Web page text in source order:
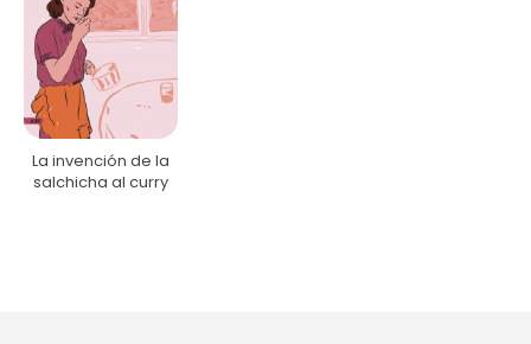
La invención de la
salchicha al curry